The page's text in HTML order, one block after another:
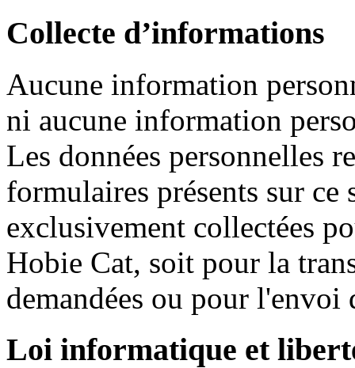
Collecte d’informations
Aucune information
ni aucune information
Les données personnelles
formulaires présents sur ce
exclusivement collectées
Hobie Cat, soit pour la
demandées ou pour l'envoi
Loi informatique et